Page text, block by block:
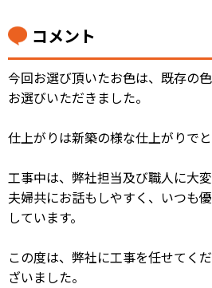
コメント
今回お選び頂いたお色は、既存の
お選びいただきました。
仕上がりは新築の様な仕上がりでと
工事中は、弊社担当及び職人に大
夫婦共にお話もしやすく、いつも
しています。
この度は、弊社に工事を任せてく
ざいました。